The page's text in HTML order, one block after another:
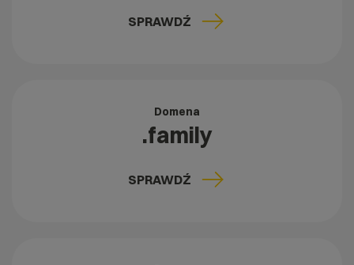
SPRAWDŹ
Domena
.family
SPRAWDŹ